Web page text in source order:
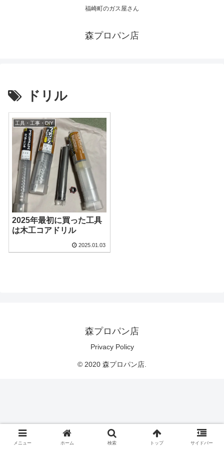
福崎町のガス屋さん
森プロパン店
ドリル
工具・工事・DIY
2025年最初に買った工具
は木工コアドリル
2025.01.03
森プロパン店
Privacy Policy
© 2020 森プロパン店.
メニュー ホーム 検索 トップ サイドバー